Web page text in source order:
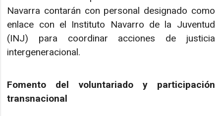
Navarra contarán con personal designado como
enlace con el Instituto Navarro de la Juventud
(INJ) para coordinar acciones de justicia
intergeneracional.
Fomento del voluntariado y participación
transnacional